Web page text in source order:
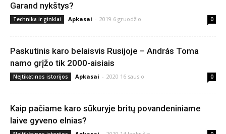
Garand nykštys?
Technika ir ginklai Apkasai - 2019 6 gruodžio 0
Paskutinis karo belaisvis Rusijoje – András Toma
namo grįžo tik 2000-aisiais
Neįtikėtinos istorijos Apkasai - 2020 16 sausio 0
Kaip pačiame karo sūkuryje britų povandeniniame
laive gyveno elnias?